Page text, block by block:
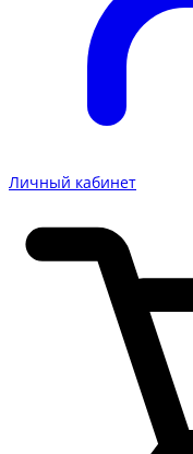
Личный кабинет